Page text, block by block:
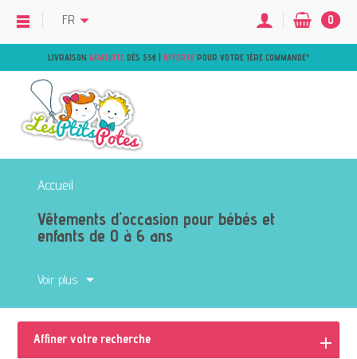
LIVRAISON GRATUITE DÈS 55€ | OFFERTE POUR VOTRE 1ÈRE COMMANDE*
FR 0
Accueil
Vêtements d'occasion pour bébés et
enfants de 0 à 6 ans
Retrouvez un large de choix de
de seconde main: Pyjamas, t-shirts, jupes,
robes, pulls, polos, chemises, sweats,
jeans, pantalons,…
Voir plus
Affiner votre recherche